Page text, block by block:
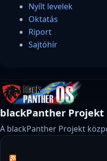
Nyílt levelek
Oktatás
Riport
Sajtóhír
blackPanther Projekt
A blackPanther Projekt